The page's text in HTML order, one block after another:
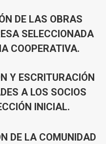
DE LAS OBRAS
SELECCIONADA
COOPERATIVA.
Y ESCRITURACIÓN
A LOS SOCIOS
INICIAL.
DE LA COMUNIDAD